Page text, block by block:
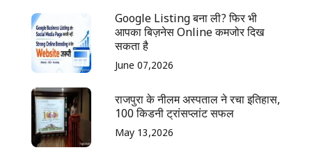
Google Listing बना ली? फिर भी
आपका बिज़नेस Online कमजोर दिख
सकता है
June 07,2026
राजपुरा के नीलम अस्पताल ने रचा इतिहास,
100 किडनी ट्रांसप्लांट सफल
May 13,2026